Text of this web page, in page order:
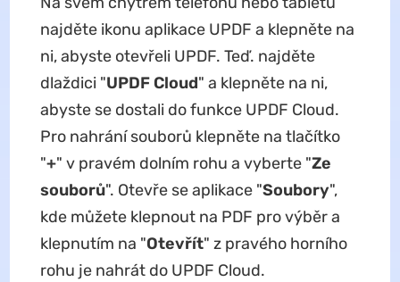
najděte ikonu aplikace UPDF a klepněte na
ni, abyste otevřeli UPDF. Teď. najděte
dlaždici "UPDF Cloud" a klepněte na ni,
abyste se dostali do funkce UPDF Cloud.
Pro nahrání souborů klepněte na tlačítko
"+" v pravém dolním rohu a vyberte "Ze
souborů". Otevře se aplikace "Soubory",
kde můžete klepnout na PDF pro výběr a
klepnutím na "Otevřít" z pravého horního
rohu je nahrát do UPDF Cloud.